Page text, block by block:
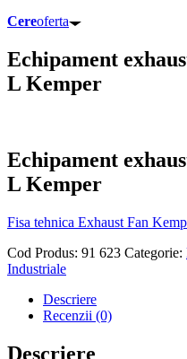
Cereoferta
Echipament
L Kemper
Echipament
L Kemper
Fisa tehnica Exhaust Fan
Cod Produs: 91 623 Categorie:
Industriale
Descriere
Recenzii (0)
Descriere